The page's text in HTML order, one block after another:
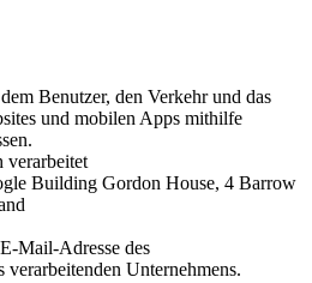
Benutzer, den Verkehr und das
und mobilen Apps mithilfe
verarbeitet
Building Gordon House, 4 Barrow
Mail-Adresse des
verarbeitenden Unternehmens.